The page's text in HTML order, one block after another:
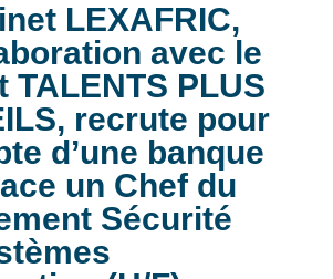
LEXAFRIC,
avec le
TALENTS PLUS
recrute pour
d’une banque
un Chef du
Sécurité